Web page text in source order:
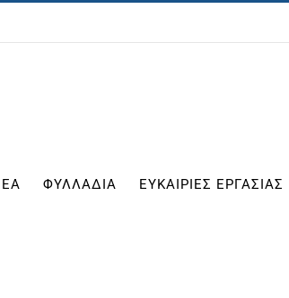
ΦΥΛΛΑΔΙΑ ΕΥΚΑΙΡΙΕΣ ΕΡΓΑΣΙΑΣ